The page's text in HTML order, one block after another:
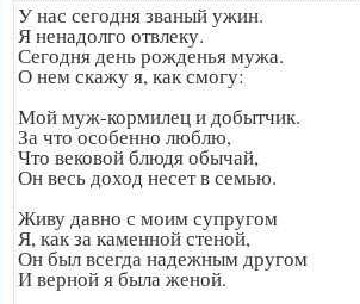
У нас сегодня званый ужин.
Я ненадолго отвлеку.
Сегодня день рожденья мужа.
О нем скажу я, как смогу:
Мой муж-кормилец и добытчик.
За что особенно люблю,
Что вековой блюдя обычай,
Он весь доход несет в семью.
Живу давно с моим супругом
Я, как за каменной стеной,
Он был всегда надежным другом
И верной я была женой.